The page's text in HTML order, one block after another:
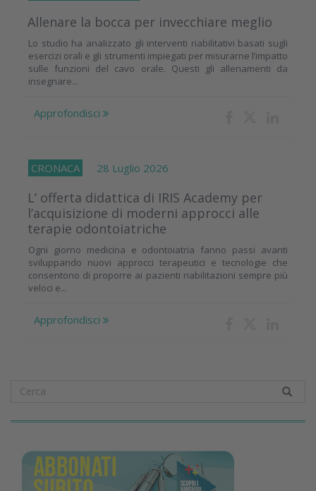
Allenare la bocca per invecchiare meglio
Lo studio ha analizzato gli interventi riabilitativi basati sugli
esercizi orali e gli strumenti impiegati per misurarne l’impatto
sulle funzioni del cavo orale. Questi gli allenamenti da
insegnare...
Approfondisci
CRONACA 28 Luglio 2026
L’ offerta didattica di IRIS Academy per
l’acquisizione di moderni approcci alle
terapie odontoiatriche
Ogni giorno medicina e odontoiatria fanno passi avanti
sviluppando nuovi approcci terapeutici e tecnologie che
consentono di proporre ai pazienti riabilitazioni sempre più
veloci e...
Approfondisci